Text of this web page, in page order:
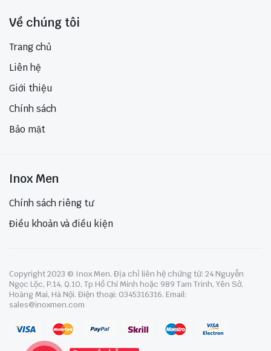
Về chúng tôi
Trang chủ
Liên hệ
Giới thiệu
Chính sách
Bảo mật
Inox Men
Chính sách riêng tư
Điều khoản và điều kiện
Copyright 2023 © Inox Men. Địa chỉ liên hệ chứng từ: 24 Nguyễn
Ngọc Lộc, P.14, Q.10, Tp Hồ Chí Minh hoặc 989 Tam Trinh, Yên Sở,
Hoàng Mai, Hà Nội. Điện thoại: 0345316316. Email:
sales@inoxmen.com